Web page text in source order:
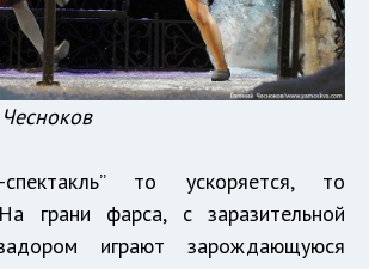
то ускоряется, то
грани фарса, с заразительной
играют зарождающуюся